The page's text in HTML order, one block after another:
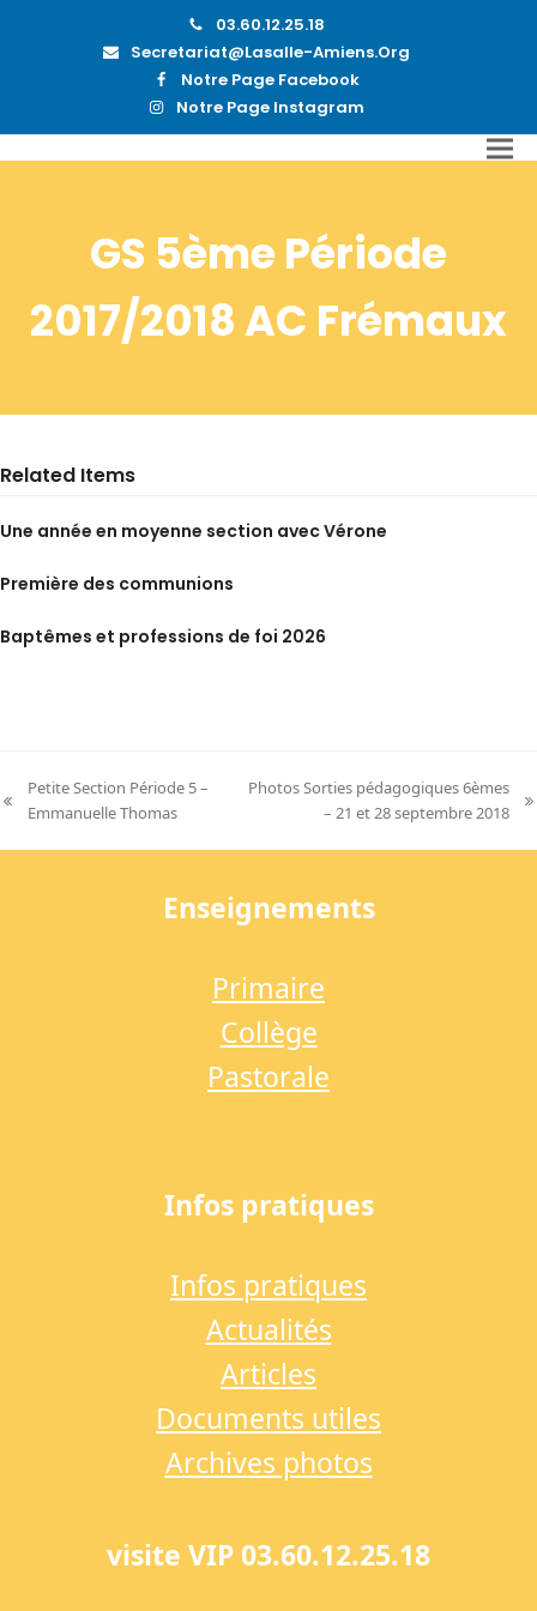
03.60.12.25.18
Secretariat@lasalle-Amiens.org
Notre Page Facebook
Notre Page Instagram
GS 5ème Période
2017/2018 AC Frémaux
Related Items
Une année en moyenne section avec Vérone
Première des communions
Baptêmes et professions de foi 2026
previous
Petite Section Période 5 –
Emmanuelle Thomas
Photos Sorties pédagogiques 6èmes
– 21 et 28 septembre 2018
Enseignements
Primaire
Collège
Pastorale
Infos pratiques
Infos pratiques
Actualités
Articles
Documents utiles
Archives photos
visite VIP 03.60.12.25.18